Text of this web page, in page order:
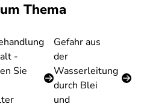
Thema
-
Sie
Gefahr aus
der
Wasserleitung
durch Blei
und